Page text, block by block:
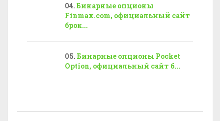
Бинарные опционы
Finmax.com, официальный сайт
брок...
Бинарные опционы Pocket
Option, официальный сайт б...